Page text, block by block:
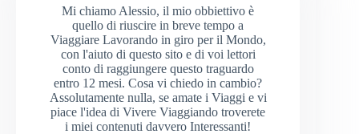
Mi chiamo Alessio, il mio obbiettivo è
quello di riuscire in breve tempo a
Viaggiare Lavorando in giro per il Mondo,
con l'aiuto di questo sito e di voi lettori
conto di raggiungere questo traguardo
entro 12 mesi. Cosa vi chiedo in cambio?
Assolutamente nulla, se amate i Viaggi e vi
piace l'idea di Vivere Viaggiando troverete
i miei contenuti davvero Interessanti!